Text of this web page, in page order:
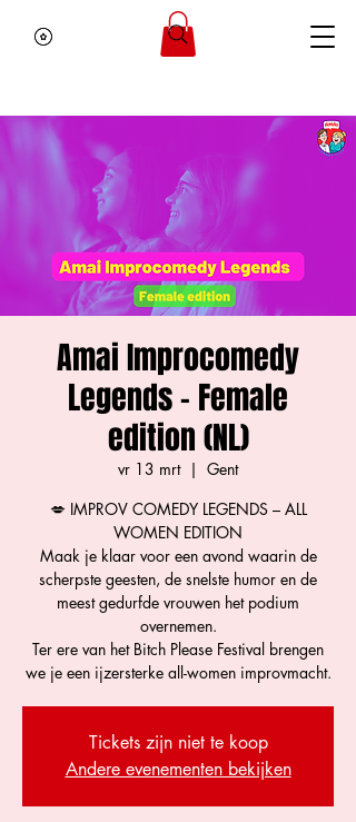
Amai Improcomedy
Legends - Female
edition (NL)
vr 13 mrt
  |
Gent
💋 IMPROV COMEDY LEGENDS – ALL
WOMEN EDITION
Maak je klaar voor een avond waarin de
scherpste geesten, de snelste humor en de
meest gedurfde vrouwen het podium
overnemen.
Ter ere van het Bitch Please Festival brengen
we je een ijzersterke all-women improvmacht.
Tickets zijn niet te koop
Andere evenementen bekijken